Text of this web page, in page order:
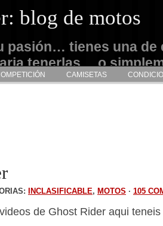
blog de motos
pasión… tienes una de
tenerlas… o
es tu sitioCAMISETAS
INCLASIFICABLE, MOTOS · 105
de Ghost Rider aqui